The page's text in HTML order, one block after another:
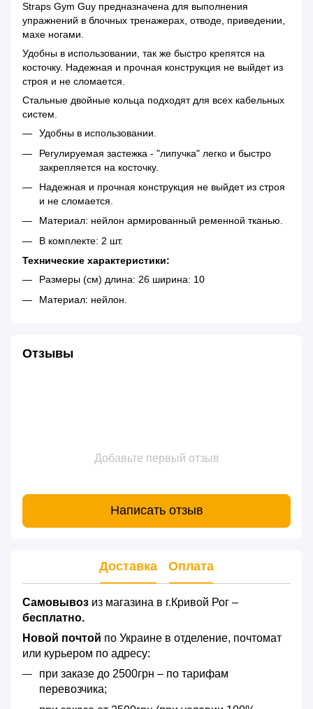
Straps Gym Guy предназначена для выполнения
упражнений в блочных тренажерах, отводе, приведении,
махе ногами.
Удобны в использовании, так же быстро крепятся на
косточку. Надежная и прочная конструкция не выйдет из
строя и не сломается.
Стальные двойные кольца подходят для всех кабельных
систем.
Удобны в использовании.
Регулируемая застежка - "липучка" легко и быстро
закрепляется на косточку.
Надежная и прочная конструкция не выйдет из строя
и не сломается.
Материал: нейлон армированный ременной тканью.
В комплекте: 2 шт.
Технические характеристики:
Размеры (см) длина: 26 ширина: 10
Материал: нейлон.
Отзывы
Добавьте первый отзыв
Написать отзыв
Доставка Оплата
Самовывоз из магазина в г.Кривой Рог –
бесплатно.
Новой почтой по Украине в отделение, почтомат
или курьером по адресу:
при заказе до 2500грн – по тарифам
перевозчика;